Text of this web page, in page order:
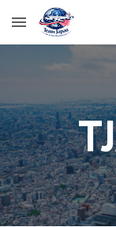
Skip to main